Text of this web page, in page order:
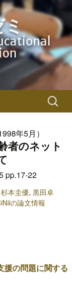
ミ
検
索:
年5月）
者のネット
pp.17-22
杉本圭優, 黒田卓
の論文情報
援の問題に関する